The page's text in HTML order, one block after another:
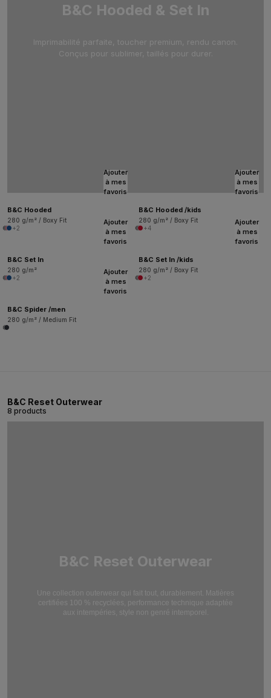
B&C Hooded & Set In
Imprimabilité parfaite, toucher premium, rendu canon.
Conçus pour sublimer, taillés pour durer.
Ajouter
à mes
favoris
B&C Hooded
280 g/m² / Boxy Fit
+2
Ajouter
à mes
favoris
B&C Hooded /kids
280 g/m² / Boxy Fit
+4
Ajouter
à mes
favoris
B&C Set In
280 g/m²
+2
Ajouter
à mes
favoris
B&C Set In /kids
280 g/m² / Boxy Fit
+2
Ajouter
à mes
favoris
B&C Spider /men
280 g/m² / Medium Fit
B&C Reset Outerwear
8 products
B&C Reset Outerwear
Une collection outerwear qui fait tout, durablement. Matières
certifiées 100 % recyclées, performance technique adaptée
aux intempéries, style non genré intemporel.